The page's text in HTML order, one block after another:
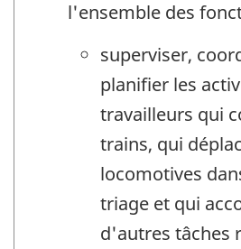
l'ensemble des
superviser,
planifier les
travailleurs qui
trains, qui
locomotives
triage et qui
d'autres tâches